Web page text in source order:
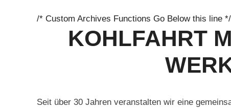
/* Custom Archives Functions Go Below this line
KOHLFAHRT
Seit über 30 Jahren veranstalten wir eine